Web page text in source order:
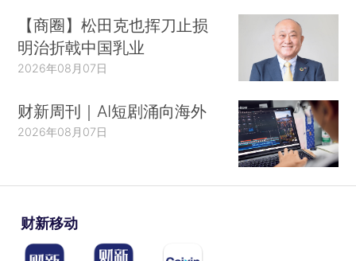
【商圈】松田克也挥刀止损
明治折戟中国乳业
2026年08月07日
财新周刊｜AI短剧涌向海外
2026年08月07日
财新移动